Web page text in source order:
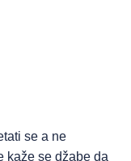
se a ne
kaže se džabe da